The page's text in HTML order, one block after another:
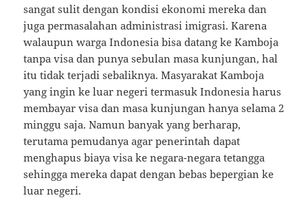
sangat sulit dengan kondisi ekonomi mereka dan
juga permasalahan administrasi imigrasi. Karena
walaupun warga Indonesia bisa datang ke Kamboja
tanpa visa dan punya sebulan masa kunjungan, hal
itu tidak terjadi sebaliknya. Masyarakat Kamboja
yang ingin ke luar negeri termasuk Indonesia harus
membayar visa dan masa kunjungan hanya selama 2
minggu saja. Namun banyak yang berharap,
terutama pemudanya agar penerintah dapat
menghapus biaya visa ke negara-negara tetangga
sehingga mereka dapat dengan bebas bepergian ke
luar negeri.